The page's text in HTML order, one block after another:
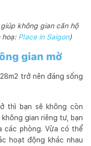
không gian căn hộ
hoạ: Place in Saigon)
gian mở
trở nên đáng sống
thì bạn sẽ không còn
gian riêng tư, bạn
các phòng. Vừa có thể
hoạt động khác nhau